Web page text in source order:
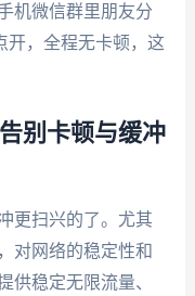
机微信群里朋友分
开，全程无卡顿，这
别卡顿与缓冲
更扫兴的了。尤其
对网络的稳定性和
供稳定无限流量、